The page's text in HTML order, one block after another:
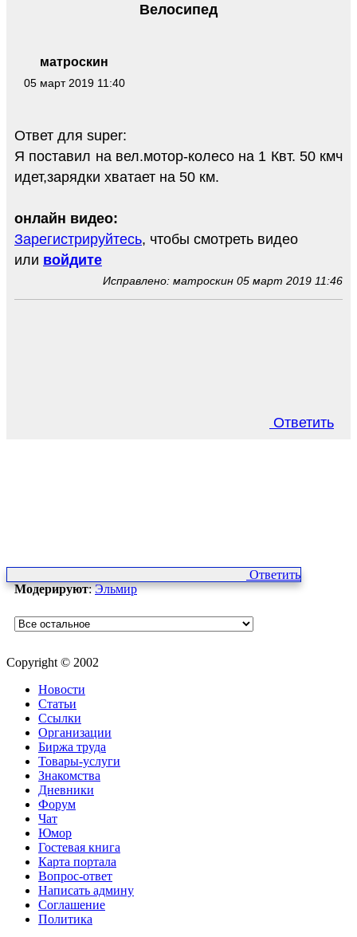
матроскин
05 март 2019 11:40
Велосипед
Ответ для super:
Я поставил на вел.мотор-колесо на 1 Квт. 50 кмч
идет,зарядки хватает на 50 км.
онлайн видео:
Зарегистрируйтесь, чтобы смотреть видео
или войдите
Исправлено: матроскин 05 март 2019 11:46
Ответить
Ответить
Модерируют:Эльмир
Copyright © 2002
Новости
Статьи
Ссылки
Организации
Биржа труда
Товары-услуги
Знакомства
Дневники
Форум
Чат
Юмор
Гостевая книга
Карта портала
Вопрос-ответ
Написать админу
Соглашение
Политика